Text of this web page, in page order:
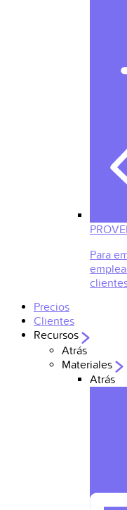
Para
Precios
Clientes
Recursos
Atrás
Materiales
Atrás